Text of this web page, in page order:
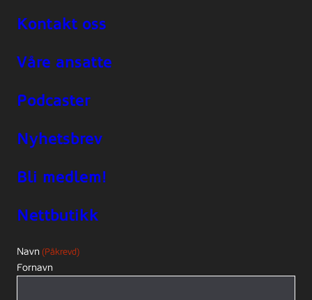
Kontakt oss
Våre ansatte
Podcaster
Nyhetsbrev
Bli medlem!
Nettbutikk
Navn (Påkrevd)
Fornavn